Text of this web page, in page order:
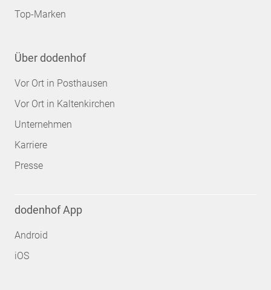
Top-Marken
Über dodenhof
Vor Ort in Posthausen
Vor Ort in Kaltenkirchen
Unternehmen
Karriere
Presse
dodenhof App
Android
iOS